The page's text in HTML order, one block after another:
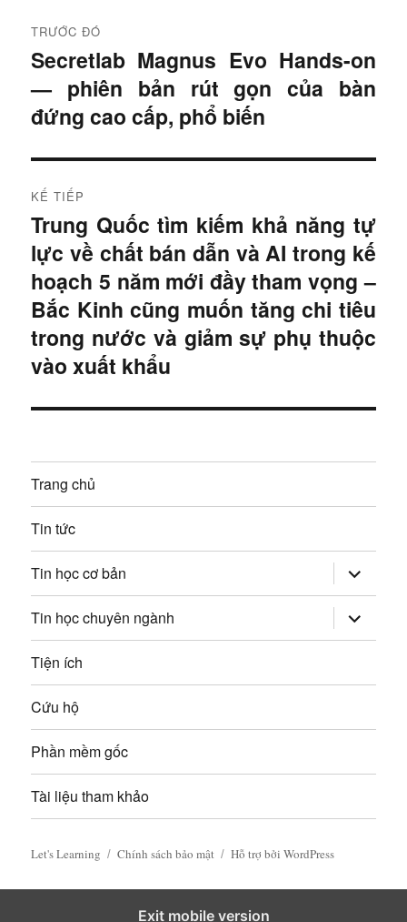
i
ề
u
h
ư
ớ
n
g
b
v
i
ế
t
TRƯỚC ĐÓ
B
i
r
c
:
Secretlab Magnus Evo Hands-on
— phiên bản rút gọn của bàn
đứng cao cấp, phổ biến
KẾ TIẾP
B
à
i
t
ế
p
:
Trung Quốc tìm kiếm khả năng tự
lực về chất bán dẫn và AI trong kế
hoạch 5 năm mới đầy tham vọng –
Bắc Kinh cũng muốn tăng chi tiêu
trong nước và giảm sự phụ thuộc
vào xuất khẩu
Trang chủ
Tin tức
Tin học cơ bản mở
rộng
trình
đơn
con
Tin học chuyên ngành mở
rộng
trình
Tiện ích
Cứu hộ
Phần mềm gốc
Tài liệu tham khảo
Let's Learning Chính sách bảo mật Hỗ trợ bởi WordPress
Exit mobile version